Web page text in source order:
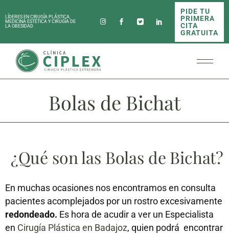
LÍDERES EN CIRUGÍA PLÁSTICA,
MEDICINA ESTÉTICA Y CIRUGÍA DE
LA OBESIDAD
PIDE TU
PRIMERA
CITA
GRATUITA
Bolas de Bichat
¿Qué son las Bolas de Bichat?
En muchas ocasiones nos encontramos en consulta
pacientes acomplejados por un rostro excesivamente
redondeado. Es hora de acudir a ver un Especialista
en Cirugía Plástica en Badajoz, quien podrá encontrar